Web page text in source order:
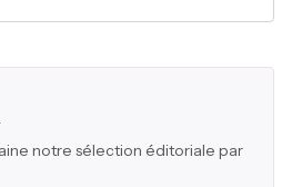
notre sélection éditoriale par